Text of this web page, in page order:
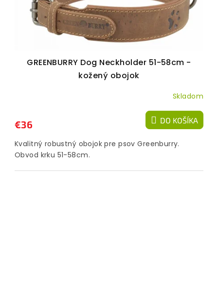
GREENBURRY Dog Neckholder 51-58cm -
kožený obojok
Skladom
€36 DO KOŠÍKA
Kvalitný robustný obojok pre psov Greenburry.
Obvod krku 51-58cm.